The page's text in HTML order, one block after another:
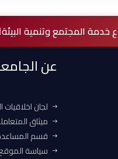
خدمة المجتمع وتنمية البيئة
عن
لجان
ميثاق
قسم
سياسة